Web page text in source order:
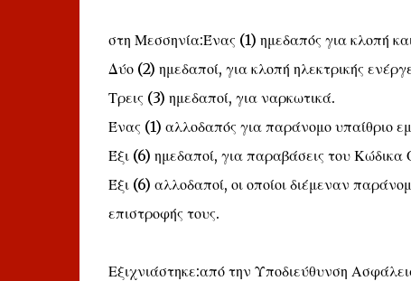
στη Μεσσηνία:Ένας (1) ημεδαπός για κλοπή
Δύο (2) ημεδαποί, για κλοπή ηλεκτρικής
Τρεις (3) ημεδαποί, για ναρκωτικά.
Ένας (1) αλλοδαπός για παράνομο υπαίθριο
Έξι (6) ημεδαποί, για παραβάσεις του Κώδικα
Έξι (6) αλλοδαποί, οι οποίοι διέμεναν
επιστροφής τους.
Εξιχνιάστηκε:από την Υποδιεύθυνση